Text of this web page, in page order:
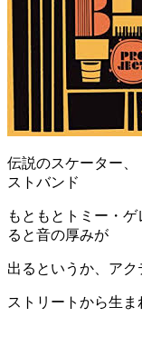
伝説のスケーター
ストバンド
もともとトミー・
ると音の厚みが
出るというか、ア
ストリートから生